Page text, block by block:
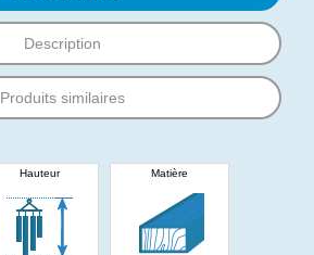
Description
Produits similaires
Hauteur Matière